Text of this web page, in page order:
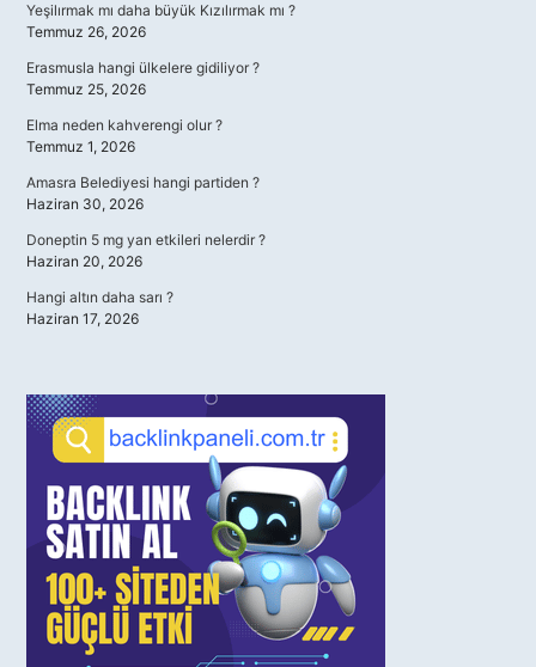
Yeşilırmak mı daha büyük Kızılırmak mı ?
Temmuz 26, 2026
Erasmusla hangi ülkelere gidiliyor ?
Temmuz 25, 2026
Elma neden kahverengi olur ?
Temmuz 1, 2026
Amasra Belediyesi hangi partiden ?
Haziran 30, 2026
Doneptin 5 mg yan etkileri nelerdir ?
Haziran 20, 2026
Hangi altın daha sarı ?
Haziran 17, 2026